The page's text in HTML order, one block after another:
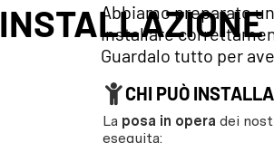
INSTALLAZIONE
Abbiamo preparato
installare
Guardalo tutto per
CHI PUÒ
La posa in opera dei
eseguita: